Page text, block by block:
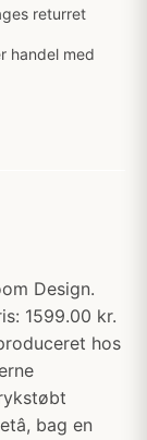
returret
handel med
Design.
1599.00 kr.
hos
bag en